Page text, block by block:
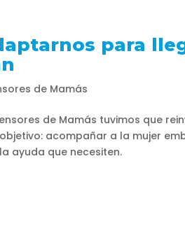
para
de Mamás
de Mamás tuvimos que
acompañar a la mujer
ayuda que necesiten.